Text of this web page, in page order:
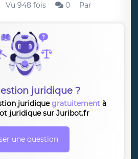
Vu 948 fois 0
Par
juridique ?
juridiquegratuitement à
juridique sur Juribot.fr
une question